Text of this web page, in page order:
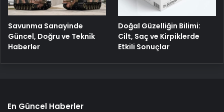
Savunma Sanayinde
Güncel, Doğru ve Teknik
Haberler
Doğal Güzelliğin Bilimi:
Cilt, Saç ve Kirpiklerde
Etkili Sonuçlar
En Güncel Haberler